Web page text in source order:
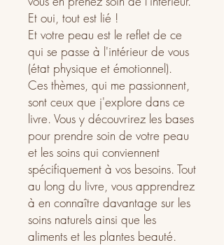
Et oui, tout est lié !
Et votre peau est le reflet de ce
qui se passe à l'intérieur de vous
(état physique et émotionnel).
Ces thèmes, qui me passionnent,
sont ceux que j'explore dans ce
livre. Vous y découvrirez les bases
pour prendre soin de votre peau
et les soins qui conviennent
spécifiquement à vos besoins. Tout
au long du livre, vous apprendrez
à en connaître davantage sur les
soins naturels ainsi que les
aliments et les plantes beauté.